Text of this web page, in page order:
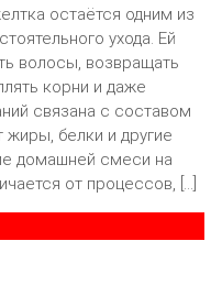
остаётся одним из
ухода. Ей
волосы, возвращать
корни и даже
связана с составом
жиры, белки и другие
домашней смеси на
от процессов, […]